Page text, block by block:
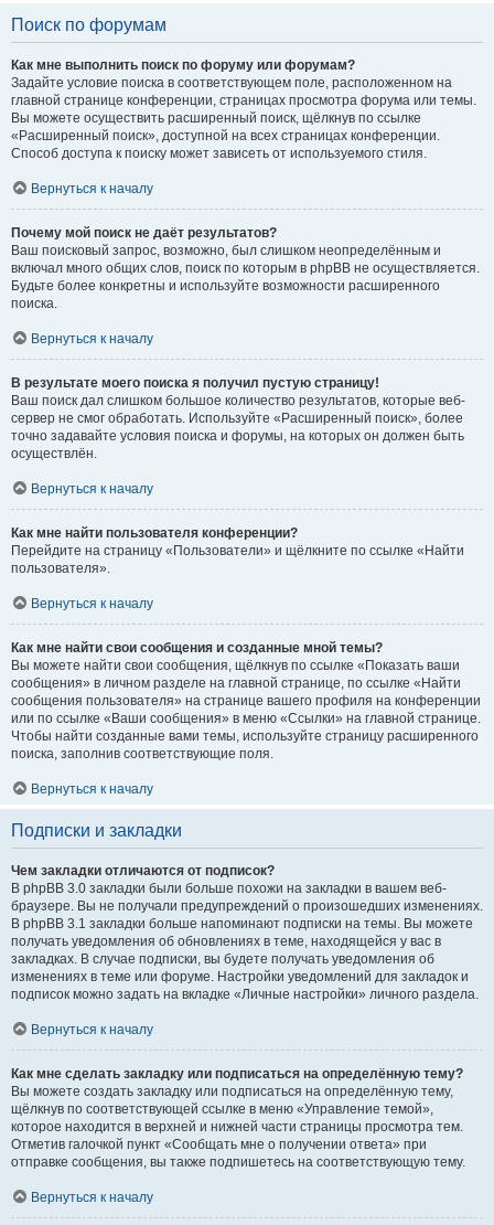
Поиск по форумам
Как мне выполнить поиск по форуму или форумам?
Задайте условие поиска в соответствующем поле, расположенном на
главной странице конференции, страницах просмотра форума или темы.
Вы можете осуществить расширенный поиск, щёлкнув по ссылке
«Расширенный поиск», доступной на всех страницах конференции.
Способ доступа к поиску может зависеть от используемого стиля.
Вернуться к началу
Почему мой поиск не даёт результатов?
Ваш поисковый запрос, возможно, был слишком неопределённым и
включал много общих слов, поиск по которым в phpBB не осуществляется.
Будьте более конкретны и используйте возможности расширенного
поиска.
Вернуться к началу
В результате моего поиска я получил пустую страницу!
Ваш поиск дал слишком большое количество результатов, которые веб-
сервер не смог обработать. Используйте «Расширенный поиск», более
точно задавайте условия поиска и форумы, на которых он должен быть
осуществлён.
Вернуться к началу
Как мне найти пользователя конференции?
Перейдите на страницу «Пользователи» и щёлкните по ссылке «Найти
пользователя».
Вернуться к началу
Как мне найти свои сообщения и созданные мной темы?
Вы можете найти свои сообщения, щёлкнув по ссылке «Показать ваши
сообщения» в личном разделе на главной странице, по ссылке «Найти
сообщения пользователя» на странице вашего профиля на конференции
или по ссылке «Ваши сообщения» в меню «Ссылки» на главной странице.
Чтобы найти созданные вами темы, используйте страницу расширенного
поиска, заполнив соответствующие поля.
Вернуться к началу
Подписки и закладки
Чем закладки отличаются от подписок?
В phpBB 3.0 закладки были больше похожи на закладки в вашем веб-
браузере. Вы не получали предупреждений о произошедших изменениях.
В phpBB 3.1 закладки больше напоминают подписки на темы. Вы можете
получать уведомления об обновлениях в теме, находящейся у вас в
закладках. В случае подписки, вы будете получать уведомления об
изменениях в теме или форуме. Настройки уведомлений для закладок и
подписок можно задать на вкладке «Личные настройки» личного раздела.
Вернуться к началу
Как мне сделать закладку или подписаться на определённую тему?
Вы можете создать закладку или подписаться на определённую тему,
щёлкнув по соответствующей ссылке в меню «Управление темой»,
которое находится в верхней и нижней части страницы просмотра тем.
Отметив галочкой пункт «Сообщать мне о получении ответа» при
отправке сообщения, вы также подпишетесь на соответствующую тему.
Вернуться к началу